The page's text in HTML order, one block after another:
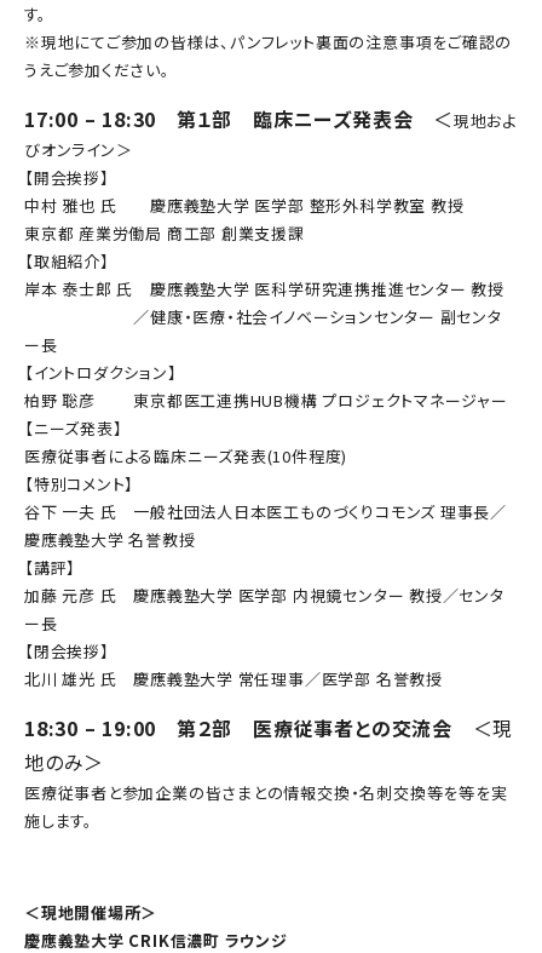
す。
※現地にてご参加の皆様は、パンフレット裏面の注意事項をご確認の
うえご参加ください。
17:00 – 18:30 第１部 臨床ニーズ発表会 ＜現地およ
びオンライン＞
【開会挨拶】
中村 雅也 氏 慶應義塾大学 医学部 整形外科学教室 教授
東京都 産業労働局 商工部 創業支援課
【取組紹介】
岸本 泰士郎 氏 慶應義塾大学 医科学研究連携推進センター 教授
／健康・医療・社会イノベーションセンター 副センタ
ー長
【イントロダクション】
柏野 聡彦 東京都医工連携HUB機構 プロジェクトマネージャー
【ニーズ発表】
医療従事者による臨床ニーズ発表(10件程度)
【特別コメント】
谷下 一夫 氏 一般社団法人日本医工ものづくりコモンズ 理事長／
慶應義塾大学 名誉教授
【講評】
加藤 元彦 氏 慶應義塾大学 医学部 内視鏡センター 教授／センタ
ー長
【閉会挨拶】
北川 雄光 氏 慶應義塾大学 常任理事／医学部 名誉教授
18:30 – 19:00 第２部 医療従事者との交流会 ＜現
地のみ＞
医療従事者と参加企業の皆さまとの情報交換・名刺交換等を等を実
施します。
＜現地開催場所＞
慶應義塾大学 CRIK信濃町 ラウンジ